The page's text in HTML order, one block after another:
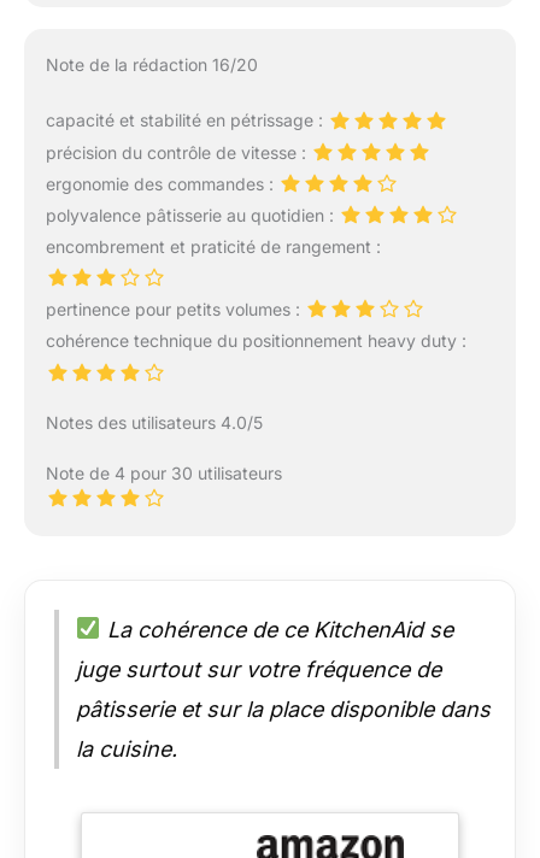
Note de la rédaction 16/20
capacité et stabilité en pétrissage :
précision du contrôle de vitesse :
ergonomie des commandes :
polyvalence pâtisserie au quotidien :
encombrement et praticité de rangement :
pertinence pour petits volumes :
cohérence technique du positionnement heavy duty :
Notes des utilisateurs 4.0/5
Note de 4 pour 30 utilisateurs
La cohérence de ce KitchenAid se
juge surtout sur votre fréquence de
pâtisserie et sur la place disponible dans
la cuisine.